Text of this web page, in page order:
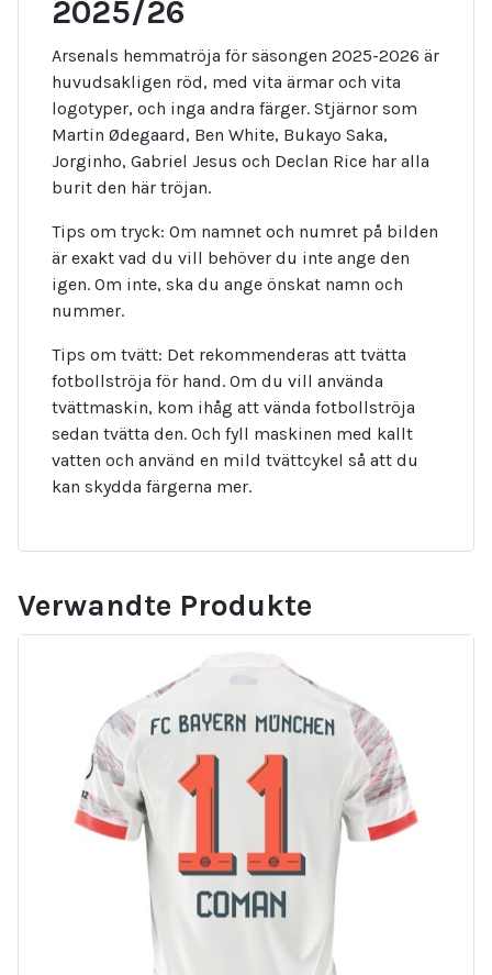
2025/26
Arsenals hemmatröja för säsongen 2025-2026 är
huvudsakligen röd, med vita ärmar och vita
logotyper, och inga andra färger. Stjärnor som
Martin Ødegaard, Ben White, Bukayo Saka,
Jorginho, Gabriel Jesus och Declan Rice har alla
burit den här tröjan.
Tips om tryck: Om namnet och numret på bilden
är exakt vad du vill behöver du inte ange den
igen. Om inte, ska du ange önskat namn och
nummer.
Tips om tvätt: Det rekommenderas att tvätta
fotbollströja för hand. Om du vill använda
tvättmaskin, kom ihåg att vända fotbollströja
sedan tvätta den. Och fyll maskinen med kallt
vatten och använd en mild tvättcykel så att du
kan skydda färgerna mer.
Verwandte Produkte